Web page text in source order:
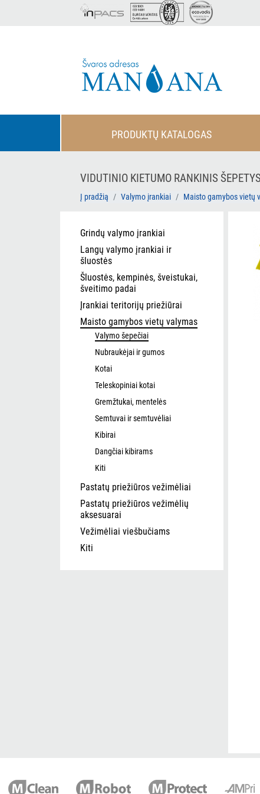
PRODUKTŲ KATALOGAS
VIDUTINIO KIETUMO RANKINIS
Į pradžią Valymo įrankiai Maisto gamybos vietų
Grindų valymo įrankiai
Langų valymo įrankiai ir
šluostės
Šluostės, kempinės, šveistukai,
šveitimo padai
Įrankiai teritorijų priežiūrai
Maisto gamybos vietų valymas
Valymo šepečiai
Nubraukėjai ir gumos
Kotai
Teleskopiniai kotai
Gremžtukai, mentelės
Semtuvai ir semtuvėliai
Kibirai
Dangčiai kibirams
Kiti
Pastatų priežiūros vežimėliai
Pastatų priežiūros vežimėlių
aksesuarai
Vežimėliai viešbučiams
Kiti